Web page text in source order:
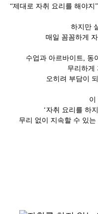
“제대로 자취 요리를 해야지
하지만
매일 꼼꼼하게
수업과 아르바이트, 동
무리하게
오히려 부담이
이
‘자취 요리를 하
무리 없이 지속할 수 있